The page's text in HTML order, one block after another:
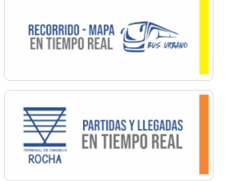
Ordenamiento
Promoción Social
Salud
Secretaría General